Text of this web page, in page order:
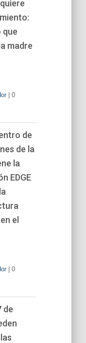
que
madre
| 0
de
de la
la
EDGE
el
| 0
de